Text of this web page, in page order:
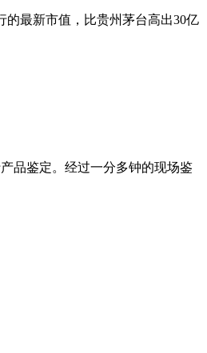
的最新市值，比贵州茅台高出30亿
品鉴定。经过一分多钟的现场鉴